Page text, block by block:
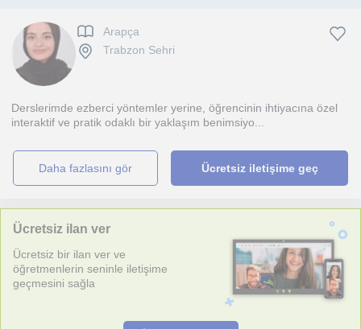
Arapça
Trabzon Sehri
Derslerimde ezberci yöntemler yerine, öğrencinin ihtiyacına özel
interaktif ve pratik odaklı bir yaklaşım benimsiyo...
daha fazlasını gör Ücretsiz iletişime geç
Ücretsiz ilan ver
Ücretsiz bir ilan ver ve
öğretmenlerin seninle iletişime
geçmesini sağla